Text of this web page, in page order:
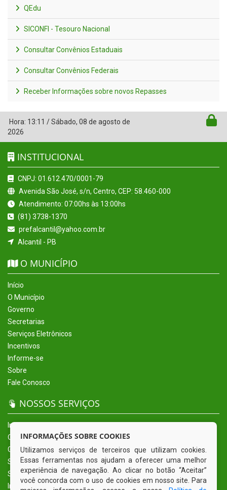
QEdu
SICONFI - Tesouro Nacional
Consultar Convênios Estaduais
Consultar Convênios Federais
Receber Informações sobre novos Repasses
Hora: 13:11 /Sábado, 08 de agosto de
2026
INSTITUCIONAL
CNPJ: 01.612.470/0001-79
Avenida São José, s/n, Centro, CEP: 58.460-000
Atendimento: 07:00hs às 13:00hs
(81) 3738-1370
prefalcantil@yahoo.com.br
Alcantil - PB
O MUNICÍPIO
Início
O Município
Governo
Secretarias
Serviços Eletrônicos
Incentivos
Informe-se
Sobre
Fale Conosco
NOSSOS SERVIÇOS
Início
O Município
Governo
Secretarias
Serviços Eletrônicos
Incentivos
INFORMAÇÕES SOBRE COOKIES
Utilizamos serviços de terceiros que utilizam cookies.
Essas ferramentas nos ajudam a oferecer uma melhor
experiência de navegação. Ao clicar no botão “Aceitar”
você concorda com o uso de cookies em nosso site. Para